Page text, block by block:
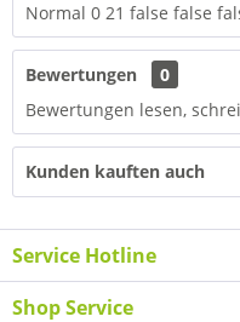
Normal 0 21 false false
Bewertungen
0
Bewertungen lesen,
Kunden kauften auch
Service Hotline
Shop Service